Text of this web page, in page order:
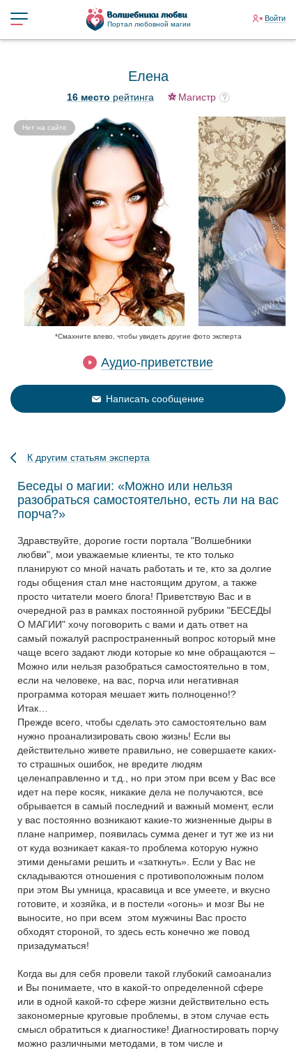
Портал любовной магии
Войти
Елена
Нет на сайте
Магистр
16 место рейтинга
*Смахните влево, чтобы увидеть другие фото эксперта
Аудио-приветствие
Написать сообщение
К другим статьям эксперта
Беседы о магии: «Можно или нельзя
разобраться самостоятельно, есть ли на вас
порча?»
Здравствуйте, дорогие гости портала "Волшебники
любви", мои уважаемые клиенты, те кто только
планируют со мной начать работать и те, кто за долгие
годы общения стал мне настоящим другом, а также
просто читатели моего блога! Приветствую Вас и в
очередной раз в рамках постоянной рубрики "БЕСЕДЫ
О МАГИИ" хочу поговорить с вами и дать ответ на
самый пожалуй распространенный вопрос который мне
чаще всего задают люди которые ко мне обращаются –
Можно или нельзя разобраться самостоятельно в том,
если на человеке, на вас, порча или негативная
программа которая мешает жить полноценно!?
Итак…
Прежде всего, чтобы сделать это самостоятельно вам
нужно проанализировать свою жизнь! Если вы
действительно живете правильно, не совершаете каких-
то страшных ошибок, не вредите людям
целенаправленно и т.д., но при этом при всем у Вас все
идет на пере косяк, никакие дела не получаются, все
обрывается в самый последний и важный момент, если
у вас постоянно возникают какие-то жизненные дыры в
плане например, появилась сумма денег и тут же из ни
от куда возникает какая-то проблема которую нужно
этими деньгами решить и «заткнуть». Если у Вас не
складываются отношения с противоположным полом
при этом Вы умница, красавица и все умеете, и вкусно
готовите, и хозяйка, и в постели «огонь» и мозг Вы не
выносите, но при всем этом мужчины Вас просто
обходят стороной, то здесь есть конечно же повод
призадуматься!
Когда вы для себя провели такой глубокий самоанализ
и Вы понимаете, что в какой-то определенной сфере
или в одной какой-то сфере жизни действительно есть
закономерные круговые проблемы, в этом случае есть
смысл обратиться к диагностике! Диагностировать порчу
можно различными методами, в том числе и